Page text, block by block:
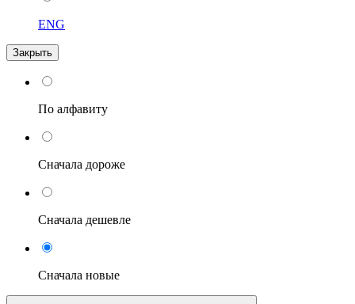
ENG
Закрыть
По алфавиту
Сначала дороже
Сначала дешевле
Сначала новые